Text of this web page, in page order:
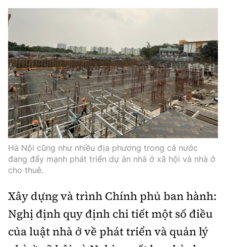
Photo
Cơ quan chủ quản: Bộ Xây dựng
Số 2 Nguyễn Công Hoan, phường Giảng Võ, Hà Nội.
Tổng Biên tập:
Nguyễn Thị Hồng Nga
Phó Tổng Biên tập:
Nguyễn Sơn Tùng, Nguyễn Đức Thắng,
Giấy phép số 02/GP-BC, cấp ngày 22/4/2025.
Chuyên trang của Báo Xây dựng
Hotline:
Quảng cáo và Phát hành:
Hà Nội cũng như nhiều địa phương trong cả nước
đang đẩy mạnh phát triển dự án nhà ở xã hội và nhà ở
cho thuê.
Xây dựng và trình Chính phủ ban hành:
Nghị định quy định chi tiết một số điều
của luật nhà ở về phát triển và quản lý